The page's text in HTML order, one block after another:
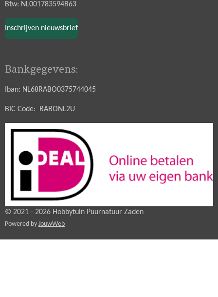
Btw: NL001783594B63
Inschrijven nieuwsbrief
Bankgegevens:
Iban: NL68RABO0375744045
BIC Code: RABONL2U
© 2021 - 2026 Hobbytuin Puurnatuur Zaden
Powered by JouwWeb